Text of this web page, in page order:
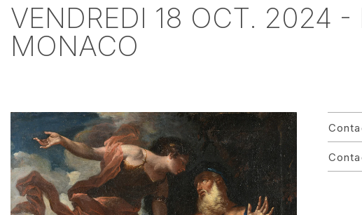
VENDREDI 18 OCT. 2024
MONACO